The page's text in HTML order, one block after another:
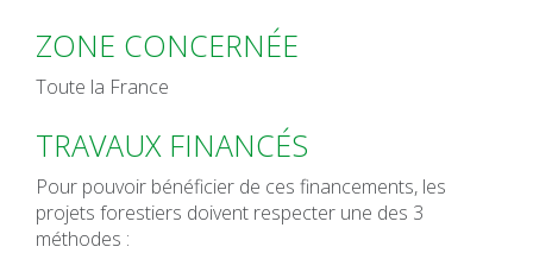
ZONE CONCERNÉE
Toute la France
TRAVAUX FINANCÉS
Pour pouvoir bénéficier de ces financements, les
projets forestiers doivent respecter une des 3
méthodes :